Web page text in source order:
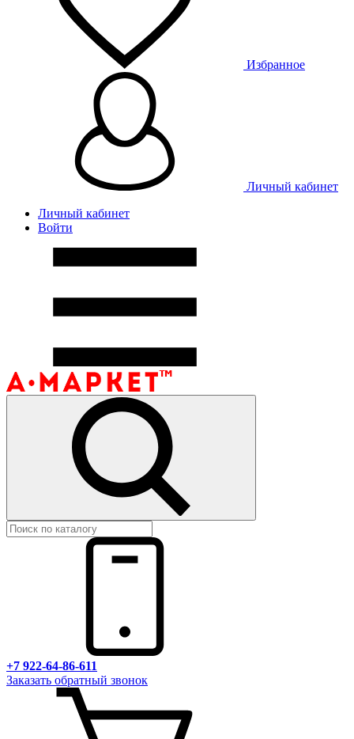
Избранное
Личный кабинет
Личный кабинет
Войти
+7 922-64-86-611
Заказать обратный звонок